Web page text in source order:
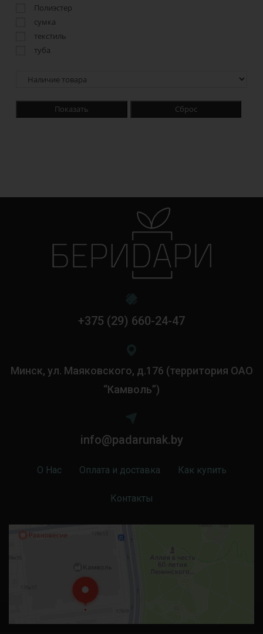
Полиэстер
сумка
текстиль
туба
Показать Сброс
+375 (29) 660-24-47
Минск, ул. Маяковского, д.176 (территория ОАО
“Камволь”)
info@padarunak.by
О Нас Оплата и доставка Как купить
Контакты